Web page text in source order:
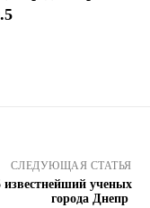
СЛЕДУЮЩАЯ СТАТЬЯ
ученых
города Днепр